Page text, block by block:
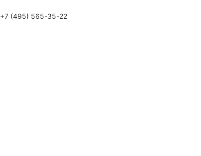
+7 (495) 565-35-22